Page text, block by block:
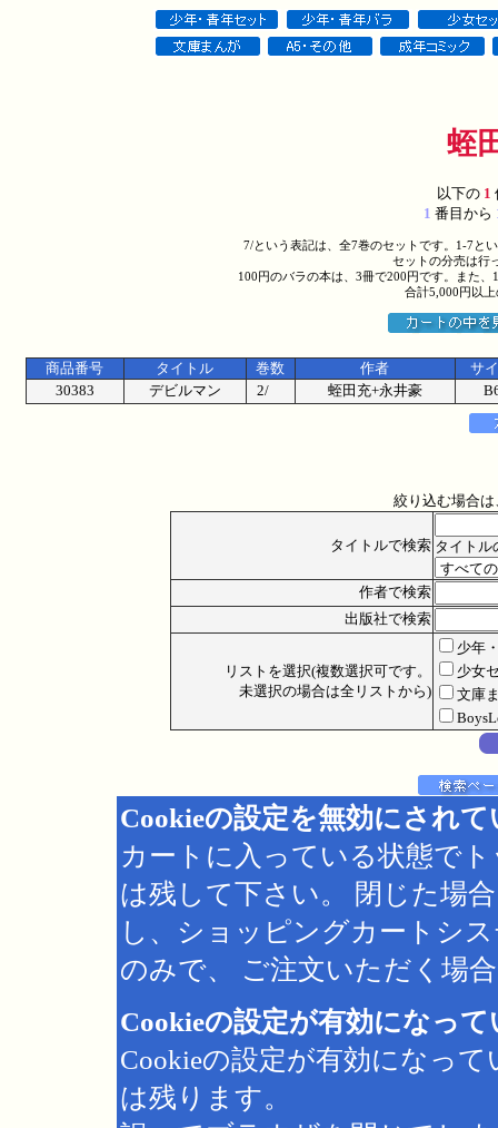
蛭
以下の1
1 番目から
7/という表記は、全7巻のセットです。1-7と
セットの分売は行
100円のバラの本は、3冊で200円です。また
合計5,000円以
商品番号 タイトル 巻数 作者
サ
30383
デビルマン 2/ 蛭田充+永井豪
絞り込む場合
タイトルで検索 タイトル
作者で検索
出版社で検索
リストを選択(複数選択可です。
未選択の場合は全リストから)
少年
少女
文庫
Cookieの設定を無効にされ
カートに入っている状態で
は残して下さい。 閉じた場
し、ショッピングカートシ
のみで、 ご注文いただく場
Cookieの設定が有効になっ
Cookieの設定が有効になっ
は残ります。